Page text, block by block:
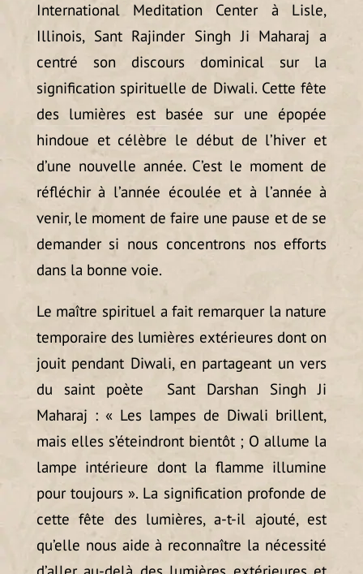
International Meditation Center à Lisle,
Illinois, Sant Rajinder Singh Ji Maharaj a
centré son discours dominical sur la
signification spirituelle de Diwali. Cette fête
des lumières est basée sur une épopée
hindoue et célèbre le début de l’hiver et
d’une nouvelle année. C’est le moment de
réfléchir à l’année écoulée et à l’année à
venir, le moment de faire une pause et de se
demander si nous concentrons nos efforts
dans la bonne voie.
Le maître spirituel a fait remarquer la nature
temporaire des lumières extérieures dont on
jouit pendant Diwali, en partageant un vers
du saint poète Sant Darshan Singh Ji
Maharaj : « Les lampes de Diwali brillent,
mais elles s’éteindront bientôt ; O allume la
lampe intérieure dont la flamme illumine
pour toujours ». La signification profonde de
cette fête des lumières, a-t-il ajouté, est
qu’elle nous aide à reconnaître la nécessité